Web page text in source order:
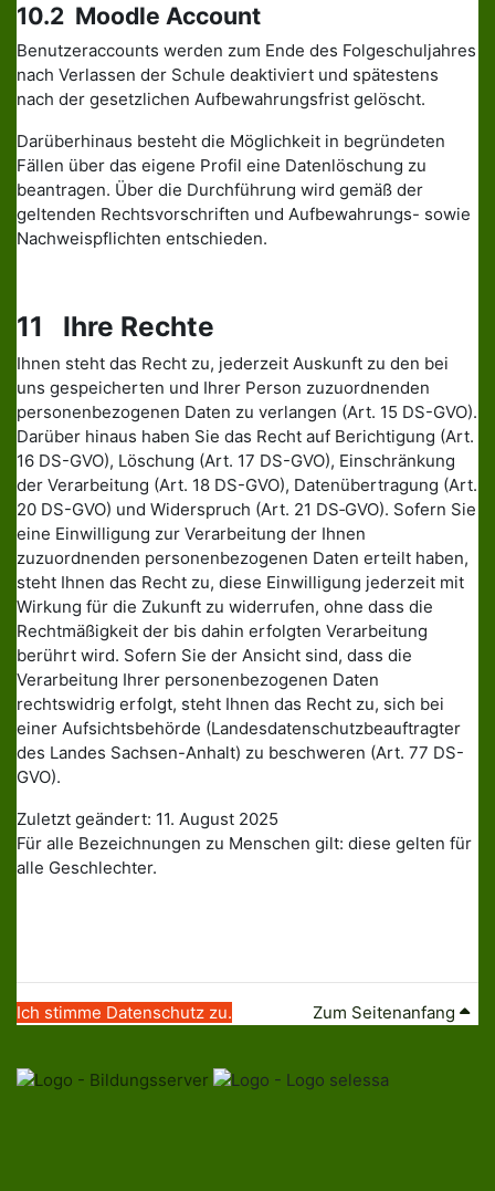
10.2 Moodle Account
Benutzeraccounts werden zum Ende des Folgeschuljahres
nach Verlassen der Schule deaktiviert und spätestens
nach der gesetzlichen Aufbewahrungsfrist gelöscht.
Darüberhinaus besteht die Möglichkeit in begründeten
Fällen über das eigene Profil eine Datenlöschung zu
beantragen. Über die Durchführung wird gemäß der
geltenden Rechtsvorschriften und Aufbewahrungs- sowie
Nachweispflichten entschieden.
11 Ihre Rechte
Ihnen steht das Recht zu, jederzeit Auskunft zu den bei
uns gespeicherten und Ihrer Person zuzuordnenden
personenbezogenen Daten zu verlangen (Art. 15 DS-GVO).
Darüber hinaus haben Sie das Recht auf Berichtigung (Art.
16 DS-GVO), Löschung (Art. 17 DS-GVO), Einschränkung
der Verarbeitung (Art. 18 DS-GVO), Datenübertragung (Art.
20 DS-GVO) und Widerspruch (Art. 21 DS‑GVO). Sofern Sie
eine Einwilligung zur Verarbeitung der Ihnen
zuzuordnenden personenbezogenen Daten erteilt haben,
steht Ihnen das Recht zu, diese Einwilligung jederzeit mit
Wirkung für die Zukunft zu widerrufen, ohne dass die
Rechtmäßigkeit der bis dahin erfolgten Verarbeitung
berührt wird. Sofern Sie der Ansicht sind, dass die
Verarbeitung Ihrer personenbezogenen Daten
rechtswidrig erfolgt, steht Ihnen das Recht zu, sich bei
einer Aufsichtsbehörde (Landesdatenschutzbeauftragter
des Landes Sachsen-Anhalt) zu beschweren (Art. 77 DS-
GVO).
Zuletzt geändert: 11. August 2025
Für alle Bezeichnungen zu Menschen gilt: diese gelten für
alle Geschlechter.
Ich stimme Datenschutz zu. Zum Seitenanfang